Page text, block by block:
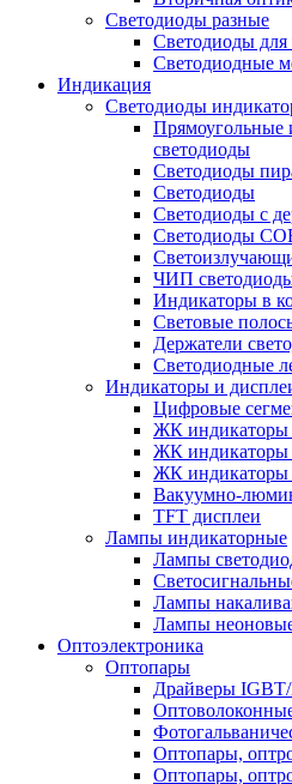
Светодиоды разные
Светодиоды для
Светодиодные
Индикация
Светодиоды
Прямоугольные
светодиоды
Светодиоды
Светодиоды
Светодиоды с
Светодиоды
ЧИП
Индикаторы в
Световые
Держатели
Светодиодные
Индикаторы и
Цифровые
ЖК индикаторы
ЖК индикаторы
ЖК индикаторы
Вакуумно-
TFT дисплеи
Лампы индикаторные
Лампы
Лампы
Лампы
Оптоэлектроника
Оптопары
Драйверы
Оптопары,
Оптопары,